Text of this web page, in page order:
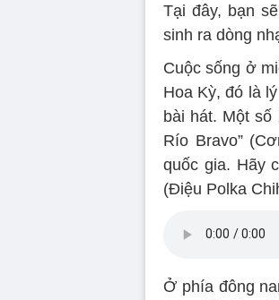
Tại đây, bạn
sinh ra dòng
Cuộc sống ở
Hoa Kỳ, đó là
bài hát. Một số
Río Bravo”
quốc gia. Hãy
(Điệu Polka
Ở phía đông